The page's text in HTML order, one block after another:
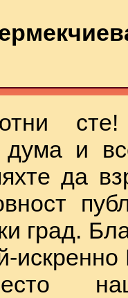
дума и
да
град.